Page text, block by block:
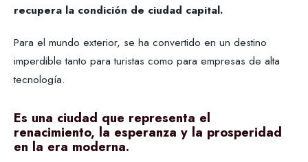
recupera la condición de ciudad capital.
Para el mundo exterior, se ha convertido en un destino
imperdible tanto para turistas como para empresas de alta
tecnología.
Es una ciudad que representa el
renacimiento, la esperanza y la prosperidad
en la era moderna.